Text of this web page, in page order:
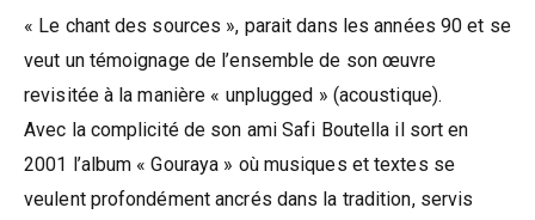
« Le chant des sources », parait dans les années 90 et se
veut un témoignage de l’ensemble de son œuvre
revisitée à la manière « unplugged » (acoustique).
Avec la complicité de son ami Safi Boutella il sort en
2001 l’album « Gouraya » où musiques et textes se
veulent profondément ancrés dans la tradition, servis